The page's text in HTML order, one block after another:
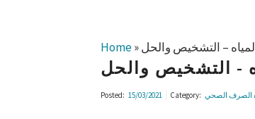
Home»– التشخيص والحل
- التشخيص والحل
Posted: 15/03/2021 Category: الصرف الصحي